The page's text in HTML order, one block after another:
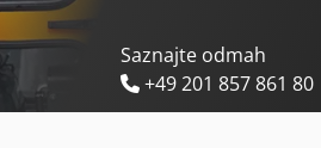
Saznajte odmah
+49 201 857 861 80